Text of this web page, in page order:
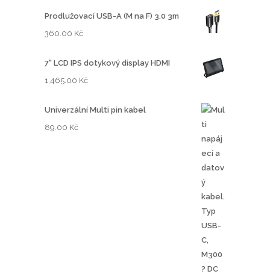
Prodlužovací USB-A (M na F) 3.0 3m
360.00 Kč
7" LCD IPS dotykový display HDMI
1,465.00 Kč
Univerzální Multi pin kabel
89.00 Kč